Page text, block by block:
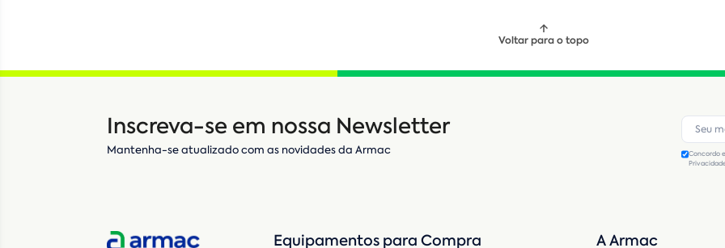
Voltar para o topo
Inscreva-se em nossa Newsletter
Mantenha-se atualizado com as novidades da Armac
Concordo
Equipamentos para Compra A Armac